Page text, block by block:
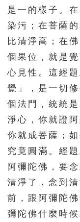
是一的樣子。
染污；在菩薩
比清淨高；在
個果位，就是
心見性。這經
覺」，是一切
個法門，統統
淨心，你就證
你就成菩薩；
究竟圓滿。經
阿彌陀佛，要
清淨了，念到
前，跟阿彌陀
彌陀佛什麼時